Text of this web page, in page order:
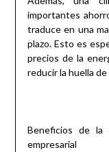
importantes
traduce en una
plazo. Esto es
precios de la
reducir la huella
Beneficios de la
empresarial